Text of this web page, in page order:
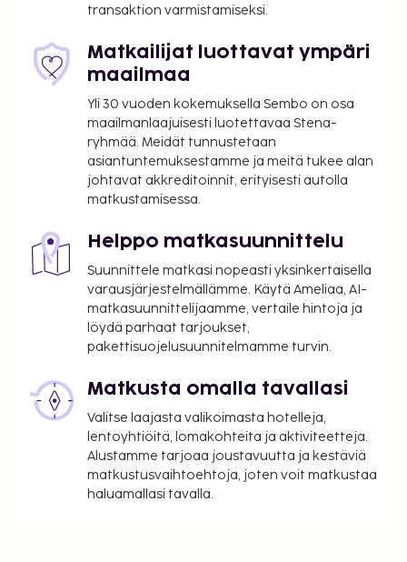
Käytössäsi on ilmainen kiinteä internetyhteys,
express-sisäänkirjautuminen. Hyödynnä
lentokenttäkuljetukset (saatavilla ympäri
vuorokauden). Seuraavat palvelut ovat saatavilla:
ilmainen langaton internetyhteys, concierge-
palvelut ja televisio yleisissä tiloissa. Majoituspaikan
ravintola, 1901 Cafe and Bistro, on hyvä paikka
lounaan nauttimiseen; ravintolan erikoisuuksiin
kuuluu kansainvälinen keittiö. Palveluihin kuuluu
myös kahvila ja ympärivuorokautinen huonepalvelu.
Haluatko rentoutua? Nauti muutama drinkki 2
baarissa. Maksullinen täysi aamiainen tarjotaan
päivittäin klo 7.30–10.30.
Maksu täydestä aamiaisesta: noin 15 EUR
aikuisille ja 15 EUR lapsille
ajoneuvo (menopaluu, korkeintaan 5 henkilöä)
Pysäköintimaksu lähellä sijaitsevalla
pysäköintialueella: 20 EUR per päivä (100 metrin
päässä)
Lisävuode: 30.0 EUR per päivä
transaktion varmistamiseksi.
Matkailijat luottavat ympäri
maailmaa
Yli 30 vuoden kokemuksella Sembo on osa
maailmanlaajuisesti luotettavaa Stena-
ryhmää. Meidät tunnustetaan
asiantuntemuksestamme ja meitä tukee alan
johtavat akkreditoinnit, erityisesti autolla
matkustamisessa.
Helppo matkasuunnittelu
Suunnittele matkasi nopeasti yksinkertaisella
varausjärjestelmällämme. Käytä Ameliaa, AI-
matkasuunnittelijaamme, vertaile hintoja ja
löydä parhaat tarjoukset,
pakettisuojelusuunnitelmamme turvin.
Matkusta omalla tavallasi
Valitse laajasta valikoimasta hotelleja,
lentoyhtiöitä, lomakohteita ja aktiviteetteja.
Alustamme tarjoaa joustavuutta ja kestäviä
matkustusvaihtoehtoja, joten voit matkustaa
haluamallasi tavalla.